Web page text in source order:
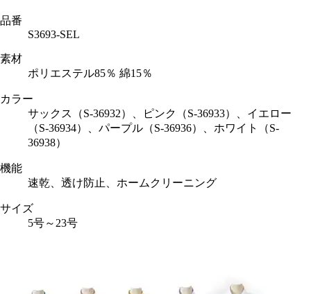
品番
S3693-SEL
素材
ポリエステル85％ 綿15％
カラー
サックス（S-36932）、ピンク（S-36933）、イエロー
（S-36934）、パープル（S-36936）、ホワイト（S-
36938）
機能
速乾、透け防止、ホームクリーニング
サイズ
5号～23号